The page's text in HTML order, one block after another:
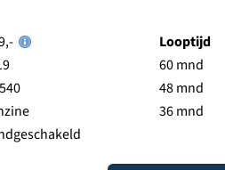
Looptijd
60 mnd
48 mnd
36 mnd